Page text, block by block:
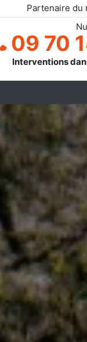
Partenaire du
09 70
Interventions